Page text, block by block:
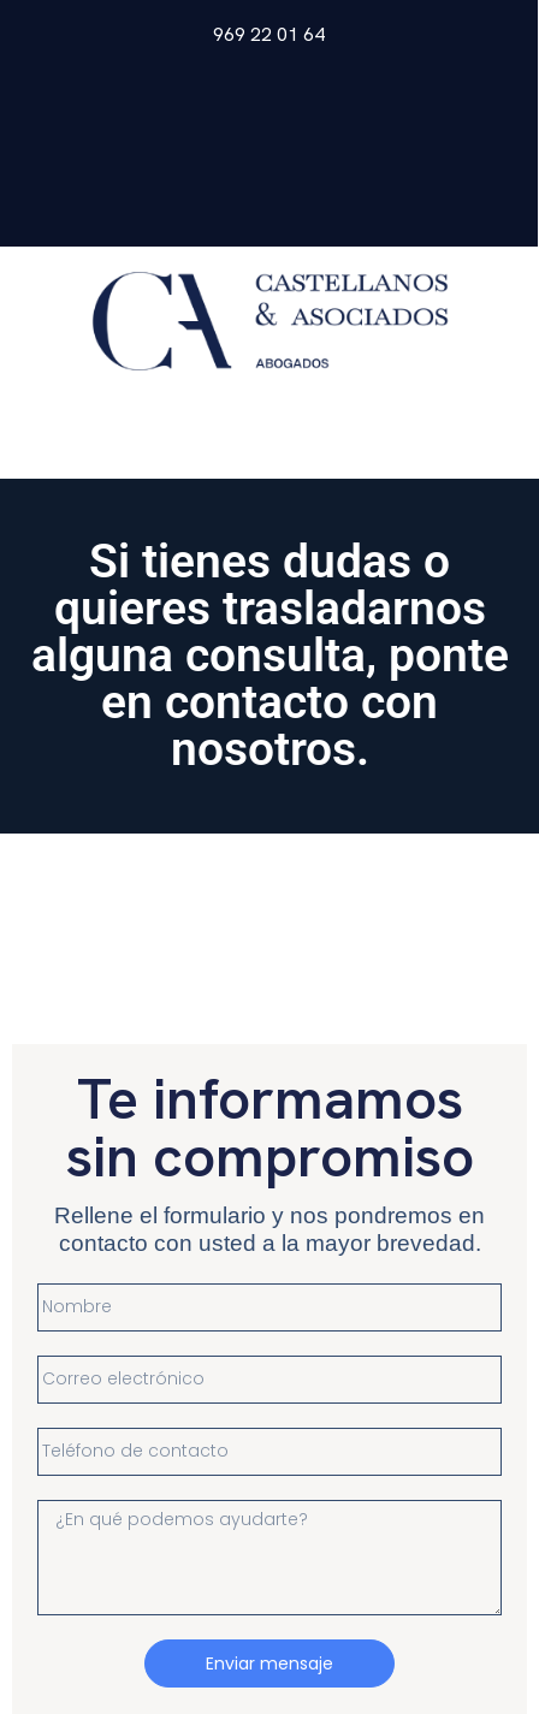
969 22 01 64
Si tienes dudas o
quieres trasladarnos
alguna consulta, ponte
en contacto con
nosotros.
Te informamos
sin compromiso
Rellene el formulario y nos pondremos en
contacto con usted a la mayor brevedad.
Enviar mensaje